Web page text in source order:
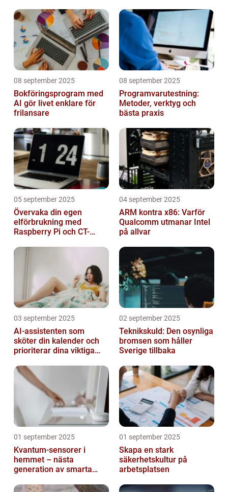
08 september 2025
Bokföringsprogram med
AI gör livet enklare för
frilansare
08 september 2025
Programvarutestning:
Metoder, verktyg och
bästa praxis
05 september 2025
Övervaka din egen
elförbrukning med
Raspberry Pi och CT-
04 september 2025
ARM kontra x86: Varför
Qualcomm utmanar Intel
på allvar
03 september 2025
AI-assistenten som
sköter din kalender och
prioriterar dina viktiga
02 september 2025
Teknikskuld: Den osynliga
bromsen som håller
Sverige tillbaka
01 september 2025
Kvantum-sensorer i
hemmet – nästa
generation av smarta
01 september 2025
Skapa en stark
säkerhetskultur på
arbetsplatsen